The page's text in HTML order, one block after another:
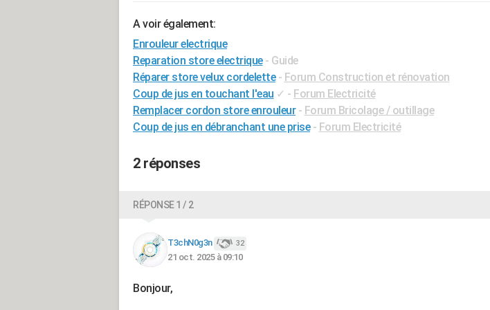
A voir également:
Enrouleur electrique
Reparation store electrique - Guide
Réparer store velux cordelette - Forum Construction et rénovation
Coup de jus en touchant l'eau ✓ - Forum Electricité
Remplacer cordon store enrouleur - Forum Bricolage / outillage
Coup de jus en débranchant une prise - Forum Electricité
2 réponses
RÉPONSE 1 / 2
T3chN0g3n 32
21 oct. 2025 à 09:10
Bonjour,